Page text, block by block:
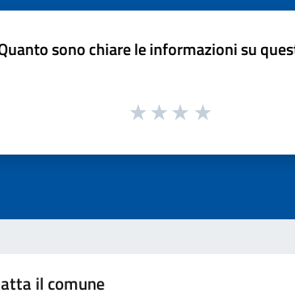
sono chiare le informazioni su
il comune